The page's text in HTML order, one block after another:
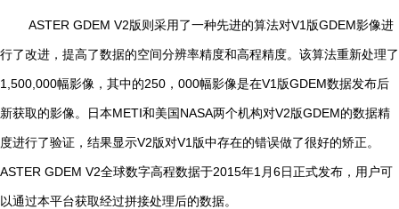
ASTER GDEM V2版则采用了一种先进的算法对V1 版GDEM影像进
行了改进，提高了数据的空间分辨率精度和高程精度。该算法重新处理了
1,500,000幅影像，其中的250 ， 000幅影像是在V1 版GDEM数据发布后
新获取的影像。日本METI和美国NASA两个机构对V2版GDEM的数据精
度进行了验证，结果显示V2版对V1 版中存在的错误做了很好的矫正。
ASTER GDEM V2全球数字高程数据于2015年1 月6日正式发布，用户可
以通过本平台获取经过拼接处理后的数据。